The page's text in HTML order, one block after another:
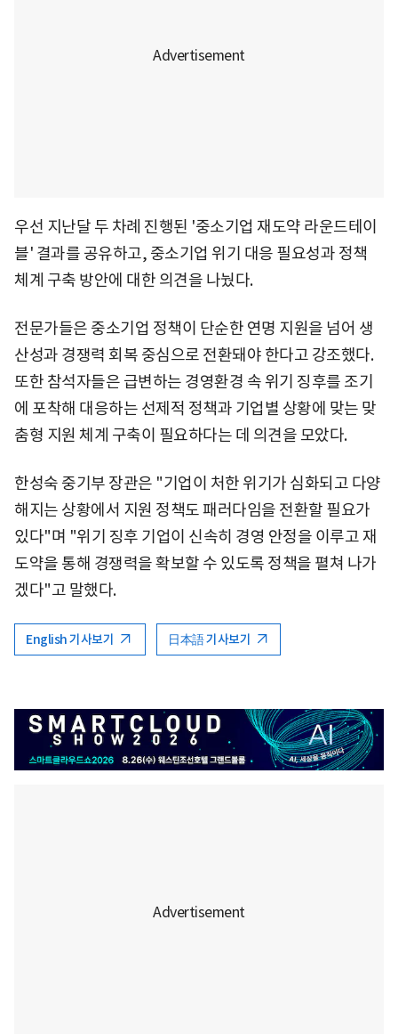
우선 지난달 두 차례 진행된 '중소기업 재도약 라운드테이
블' 결과를 공유하고, 중소기업 위기 대응 필요성과 정책
체계 구축 방안에 대한 의견을 나눴다.
전문가들은 중소기업 정책이 단순한 연명 지원을 넘어 생
산성과 경쟁력 회복 중심으로 전환돼야 한다고 강조했다.
또한 참석자들은 급변하는 경영환경 속 위기 징후를 조기
에 포착해 대응하는 선제적 정책과 기업별 상황에 맞는 맞
춤형 지원 체계 구축이 필요하다는 데 의견을 모았다.
한성숙 중기부 장관은 "기업이 처한 위기가 심화되고 다양
해지는 상황에서 지원 정책도 패러다임을 전환할 필요가
있다"며 "위기 징후 기업이 신속히 경영 안정을 이루고 재
도약을 통해 경쟁력을 확보할 수 있도록 정책을 펼쳐 나가
겠다"고 말했다.
English 기사보기 日本語 기사보기